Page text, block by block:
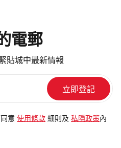
電郵
貼城中最新情報
意 使用條款 細則及 私隱政策 內